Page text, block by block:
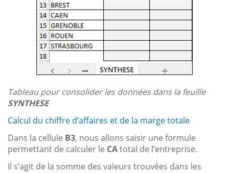
Tableau pour consolider les données dans la feuille
SYNTHESE
Calcul du chiffre d’affaires et de la marge totale
Dans la cellule B3, nous allons saisir une formule
permettant de calculer le CAtotal de l’entreprise.
Il s’agit de la somme des valeurs trouvées dans les